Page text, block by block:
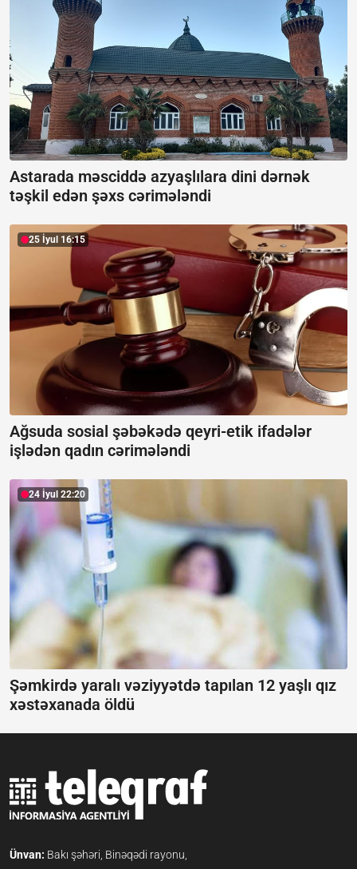
Astarada məsciddə azyaşlılara dini dərnək
təşkil edən şəxs cərimələndi
25 İyul 16:15
Ağsuda sosial şəbəkədə qeyri-etik ifadələr
işlədən qadın cərimələndi
24 İyul 22:20
Şəmkirdə yaralı vəziyyətdə tapılan 12 yaşlı qız
xəstəxanada öldü
Ünvan: Bakı şəhəri, Binəqədi rayonu,